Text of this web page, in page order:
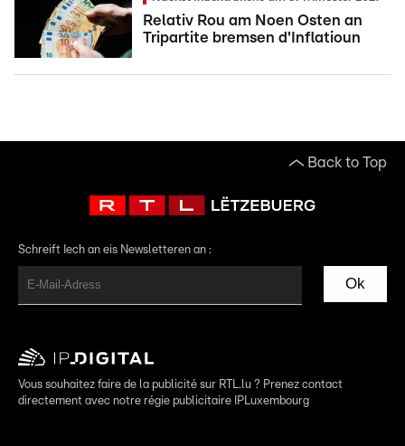
Relativ Rou am Noen Osten an
Tripartite bremsen d'Inflatioun
Back to Top
Schreift Iech an eis Newsletteren an :
Ok
Vous souhaitez faire de la publicité sur RTL.lu ? Prenez contact
directement avec notre régie publicitaire IPLuxembourg